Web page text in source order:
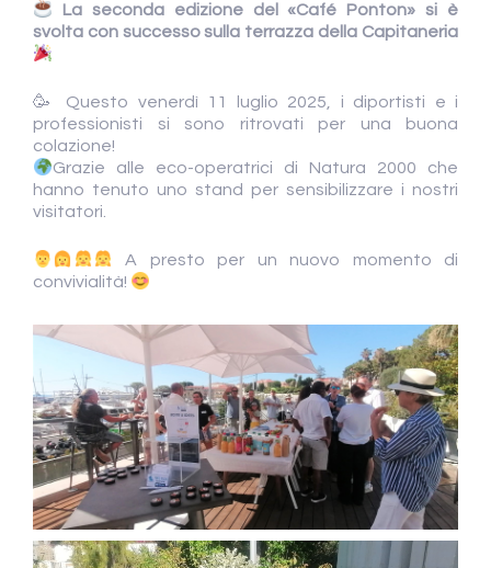
La seconda edizione del «Café Ponton» si è
svolta con successo sulla terrazza della Capitaneria
🥳 Questo venerdì 11 luglio 2025, i diportisti e i
professionisti si sono ritrovati per una buona
colazione!
Grazie alle eco-operatrici di Natura 2000 che
hanno tenuto uno stand per sensibilizzare i nostri
visitatori.
A presto per un nuovo momento di
convivialità!